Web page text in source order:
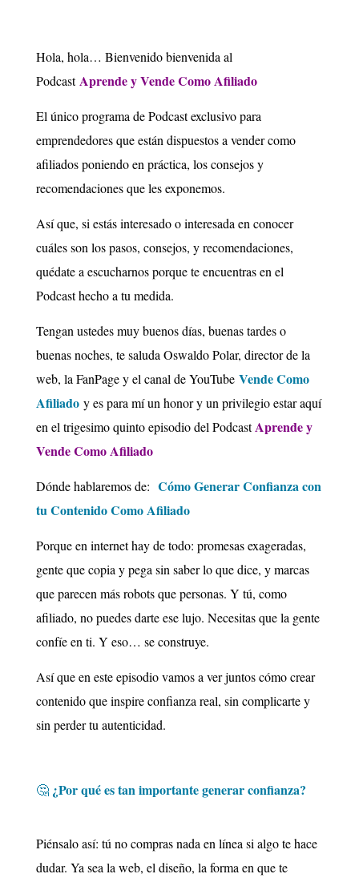
Hola, hola… Bienvenido bienvenida al
PodcastAprende y Vende Como Afiliado
El único programa de Podcast exclusivo para
emprendedores que están dispuestos a vender como
afiliados poniendo en práctica, los consejos y
recomendaciones que les exponemos.
Así que, si estás interesado o interesada en conocer
cuáles son los pasos, consejos, y recomendaciones,
quédate a escucharnos porque te encuentras en el
Podcast hecho a tu medida.
Tengan ustedes muy buenos días, buenas tardes o
buenas noches, te saluda Oswaldo Polar, director de la
web, la FanPage y el canal de YouTube Vende Como
Afiliado y es para mí un honor y un privilegio estar aquí
en el trigesimo quinto episodio del PodcastAprende y
Vende Como Afiliado
Dónde hablaremos de: Cómo Generar Confianza con
tu Contenido Como Afiliado
Porque en internet hay de todo: promesas exageradas,
gente que copia y pega sin saber lo que dice, y marcas
que parecen más robots que personas. Y tú, como
afiliado, no puedes darte ese lujo. Necesitas que la gente
confíe en ti. Y eso… se construye.
Así que en este episodio vamos a ver juntos cómo crear
contenido que inspire confianza real, sin complicarte y
sin perder tu autenticidad.
🤔 ¿Por qué es tan importante generar confianza?
Piénsalo así: tú no compras nada en línea si algo te hace
dudar. Ya sea la web, el diseño, la forma en que te